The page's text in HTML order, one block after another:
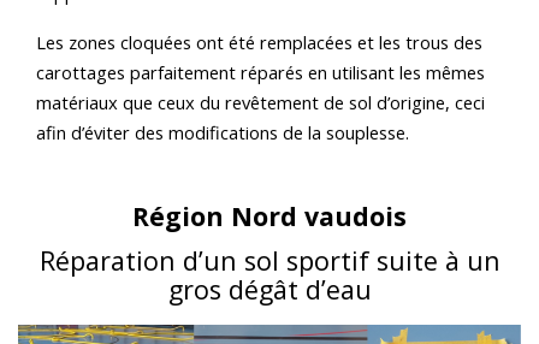
Les zones cloquées ont été remplacées et les trous des
carottages parfaitement réparés en utilisant les mêmes
matériaux que ceux du revêtement de sol d’origine, ceci
afin d’éviter des modifications de la souplesse.
Région Nord vaudois
Réparation d’un sol sportif suite à un
gros dégât d’eau